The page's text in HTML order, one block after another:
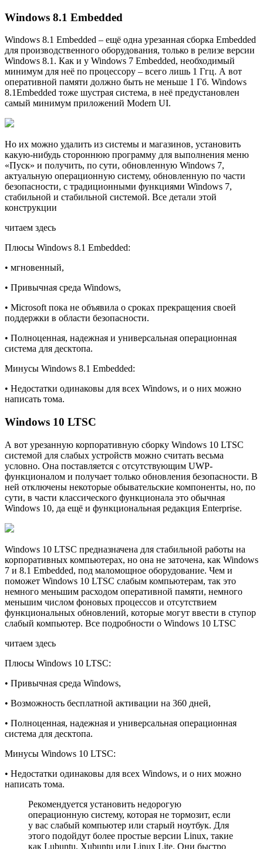
Windows 8.1 Embedded
Windows 8.1 Embedded – ещё одна урезанная сборка Embedded
для производственного оборудования, только в релизе версии
Windows 8.1. Как и у Windows 7 Embedded, необходимый
минимум для неё по процессору – всего лишь 1 Ггц. А вот
оперативной памяти должно быть не меньше 1 Гб. Windows
8.1Embedded тоже шустрая система, в неё предустановлен
самый минимум приложений Modern UI.
Но их можно удалить из системы и магазинов, установить
какую-нибудь стороннюю программу для выполнения меню
«Пуск» и получить, по сути, обновленную Windows 7,
актуальную операционную систему, обновленную по части
безопасности, с традиционными функциями Windows 7,
стабильной и стабильной системой. Все детали этой
конструкции
читаем здесь
Плюсы Windows 8.1 Embedded:
• мгновенный,
• Привычная среда Windows,
• Microsoft пока не объявила о сроках прекращения своей
поддержки в области безопасности.
• Полноценная, надежная и универсальная операционная
система для десктопа.
Минусы Windows 8.1 Embedded:
• Недостатки одинаковы для всех Windows, и о них можно
написать тома.
Windows 10 LTSC
А вот урезанную корпоративную сборку Windows 10 LTSC
системой для слабых устройств можно считать весьма
условно. Она поставляется с отсутствующим UWP-
функционалом и получает только обновления безопасности. В
ней отключены некоторые обывательские компоненты, но, по
сути, в части классического функционала это обычная
Windows 10, да ещё и функциональная редакция Enterprise.
Windows 10 LTSC предназначена для стабильной работы на
корпоративных компьютерах, но она не заточена, как Windows
7 и 8.1 Embedded, под маломощное оборудование. Чем и
поможет Windows 10 LTSC слабым компьютерам, так это
немного меньшим расходом оперативной памяти, немного
меньшим числом фоновых процессов и отсутствием
функциональных обновлений, которые могут ввести в ступор
слабый компьютер. Все подробности о Windows 10 LTSC
читаем здесь
Плюсы Windows 10 LTSC:
• Привычная среда Windows,
• Возможность бесплатной активации на 360 дней,
• Полноценная, надежная и универсальная операционная
система для десктопа.
Минусы Windows 10 LTSC:
• Недостатки одинаковы для всех Windows, и о них можно
написать тома.
Рекомендуется установить недорогую
операционную систему, которая не тормозит, если
у вас слабый компьютер или старый ноутбук. Для
этого подойдут более простые версии Linux, такие
как Lubuntu, Xubuntu или Linux Lite. Они быстро